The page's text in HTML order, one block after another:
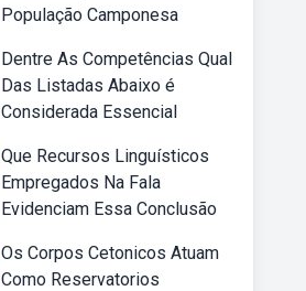
População Camponesa
Dentre As Competências Qual
Das Listadas Abaixo é
Considerada Essencial
Que Recursos Linguísticos
Empregados Na Fala
Evidenciam Essa Conclusão
Os Corpos Cetonicos Atuam
Como Reservatorios